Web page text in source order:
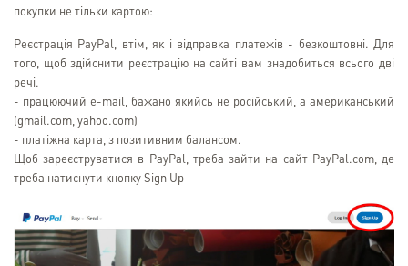
покупки не тільки картою:
Реєстрація PayPal, втім, як і відправка платежів - безкоштовні. Для
того, щоб здійснити реєстрацію на сайті вам знадобиться всього дві
речі.
- працюючий e-mail, бажано якийсь не російський, а американський
(gmail.com, yahoo.com)
- платіжна карта, з позитивним балансом.
Щоб зареєструватися в PayPal, треба зайти на сайт PayPal.com, де
треба натиснути кнопку Sign Up